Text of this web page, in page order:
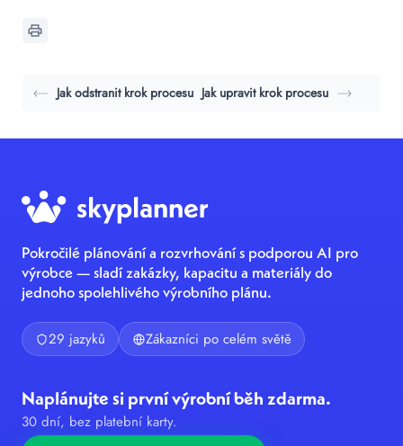
Jak odstranit krok procesu Jak upravit krok procesu
Pokročilé plánování a rozvrhování s podporou AI pro
výrobce — sladí zakázky, kapacitu a materiály do
jednoho spolehlivého výrobního plánu.
29 jazyků Zákazníci po celém světě
Naplánujte si první výrobní běh zdarma.
30 dní, bez platební karty.